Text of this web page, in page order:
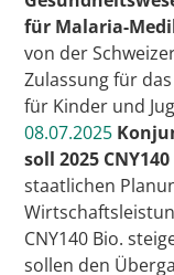
für Malaria-
von der
Zulassung für
für Kinder und
08.07.2025
soll 2025
staatlichen
CNY140 Bio.
sollen den